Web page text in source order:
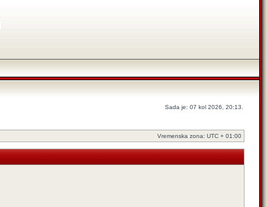
Sada je: 07 kol 2026, 20:13.
Vremenska zona: UTC + 01:00